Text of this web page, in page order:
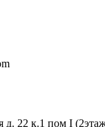
д. 22 к.1 пом I